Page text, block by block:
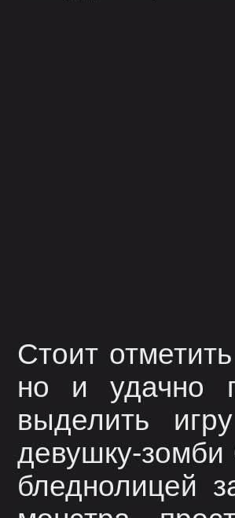
Стоит
но и удачно
выделить
девушку-
бледнолицей